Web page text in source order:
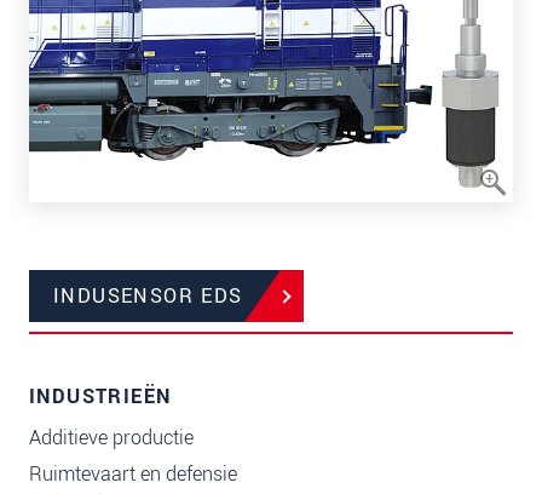
INDUSENSOR EDS
INDUSTRIEËN
Additieve productie
Ruimtevaart en defensie